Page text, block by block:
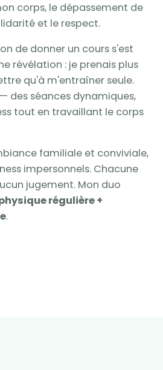
corps, le dépassement de
et le respect.
de donner un cours s'est
révélation : je prenais plus
qu'à m'entraîner seule.
des séances dynamiques,
tout en travaillant le corps
familiale et conviviale,
impersonnels. Chacune
jugement. Mon duo
régulière +
.